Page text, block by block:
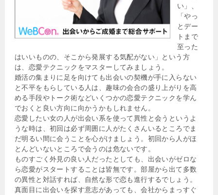
い」、
「やっ
とデー
トまで
至った
はいいものの、そこから発展する気配がない」という方
は、恋愛テクニックをマスターしてみましょう。
婚活の集まりに足を向けても出会いの契機が手に入らない
と不平をもらしている人は、趣味の会合の盛り上がりを高
める手段やトーク術などいくつかの恋愛テクニックを学ん
でおくと良い方向に向かうかもしれません。
恋愛したい女の人が出会い系を使って異性と会うというよ
うな時は、初回は必ず周囲に人がたくさんいるところでま
だ明るい間に会うことを心がけましょう。初回から人がほ
とんどいないところで会うのは危ないです。
ものすごく外見の良い人だったとしても、出会いがゼロな
ら恋愛がスタートすることは皆無です。部屋から出て多数
の異性と対話すれば、自然な形で恋も進行するでしょう。
真面目に出会いを探す意志があっても、会社からまっすぐ